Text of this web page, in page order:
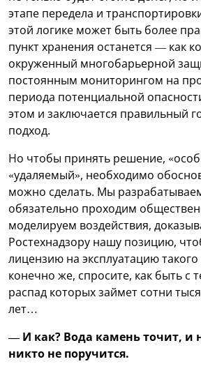
этапе передела и
этой логике может быть более
пункт хранения останется — как
окруженный многобарьерной
постоянным мониторингом на
периода потенциальной
этом и заключается правильный
подход.
Но чтобы принять решение,
«удаляемый», необходимо
можно сделать. Мы
обязательно проходим
моделируем воздействия,
Ростехнадзору нашу позицию,
лицензию на эксплуатацию
конечно же, спросите, как быть с
распад которых займет сотни
лет…
— И как? Вода камень точит, и
никто не поручится.